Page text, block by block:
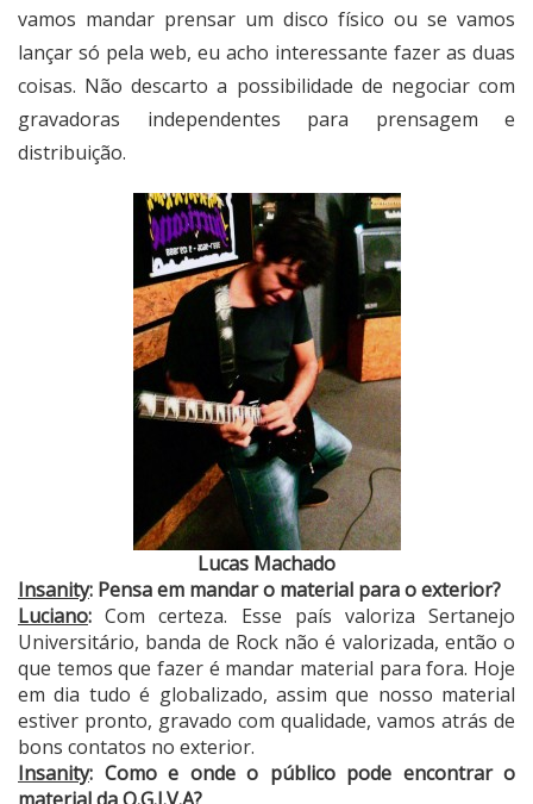
vamos mandar prensar um disco físico ou se vamos
lançar só pela web, eu acho interessante fazer as duas
coisas. Não descarto a possibilidade de negociar com
gravadoras independentes para prensagem e
distribuição.
Lucas Machado
Insanity: Pensa em mandar o material para o exterior?
Luciano:Com certeza. Esse país valoriza Sertanejo
Universitário, banda de Rock não é valorizada, então o
que temos que fazer é mandar material para fora. Hoje
em dia tudo é globalizado, assim que nosso material
estiver pronto, gravado com qualidade, vamos atrás de
bons contatos no exterior.
Insanity: Como e onde o público pode encontrar o